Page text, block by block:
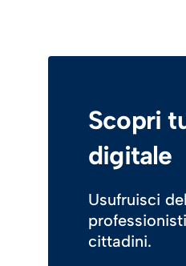
Scopri
digitale
Usufruisci
cittadini.